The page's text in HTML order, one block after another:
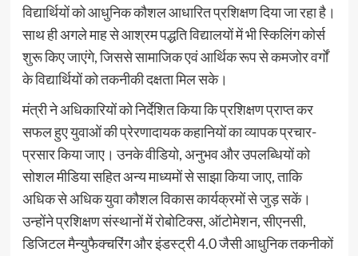
विद्यार्थियों को आधुनिक कौशल आधारित प्रशिक्षण दिया जा रहा है।
साथ ही अगले माह से आश्रम पद्धति विद्यालयों में भी स्किलिंग कोर्स
शुरू किए जाएंगे, जिससे सामाजिक एवं आर्थिक रूप से कमजोर वर्गों
के विद्यार्थियों को तकनीकी दक्षता मिल सके।
मंत्री ने अधिकारियों को निर्देशित किया कि प्रशिक्षण प्राप्त कर
सफल हुए युवाओं की प्रेरणादायक कहानियों का व्यापक प्रचार-
प्रसार किया जाए। उनके वीडियो, अनुभव और उपलब्धियों को
सोशल मीडिया सहित अन्य माध्यमों से साझा किया जाए, ताकि
अधिक से अधिक युवा कौशल विकास कार्यक्रमों से जुड़ सकें।
उन्होंने प्रशिक्षण संस्थानों में रोबोटिक्स, ऑटोमेशन, सीएनसी,
डिजिटल मैन्युफैक्चरिंग और इंडस्ट्री 4.0 जैसी आधुनिक तकनीकों